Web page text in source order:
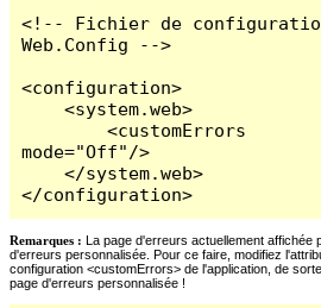
<!-- Fichier de
Web.Config -->
<configuration>
    <system.web>
        <customErrors
mode="Off"/>
    </system.web>
</configuration>
Remarques : La page d'erreurs actuellement affichée
d'erreurs personnalisée. Pour ce faire, modifiez
configuration <customErrors> de l'application, de
page d'erreurs personnalisée !